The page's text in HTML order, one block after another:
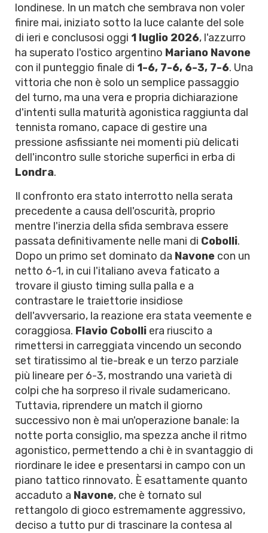
londinese. In un match che sembrava non voler
finire mai, iniziato sotto la luce calante del sole
di ieri e conclusosi oggi 1 luglio 2026, l'azzurro
ha superato l'ostico argentino Mariano Navone
con il punteggio finale di 1-6, 7-6, 6-3, 7-6. Una
vittoria che non è solo un semplice passaggio
del turno, ma una vera e propria dichiarazione
d'intenti sulla maturità agonistica raggiunta dal
tennista romano, capace di gestire una
pressione asfissiante nei momenti più delicati
dell'incontro sulle storiche superfici in erba di
Londra.
Il confronto era stato interrotto nella serata
precedente a causa dell'oscurità, proprio
mentre l'inerzia della sfida sembrava essere
passata definitivamente nelle mani di Cobolli.
Dopo un primo set dominato da Navone con un
netto 6-1, in cui l'italiano aveva faticato a
trovare il giusto timing sulla palla e a
contrastare le traiettorie insidiose
dell'avversario, la reazione era stata veemente e
coraggiosa. Flavio Cobolli era riuscito a
rimettersi in carreggiata vincendo un secondo
set tiratissimo al tie-break e un terzo parziale
più lineare per 6-3, mostrando una varietà di
colpi che ha sorpreso il rivale sudamericano.
Tuttavia, riprendere un match il giorno
successivo non è mai un'operazione banale: la
notte porta consiglio, ma spezza anche il ritmo
agonistico, permettendo a chi è in svantaggio di
riordinare le idee e presentarsi in campo con un
piano tattico rinnovato. È esattamente quanto
accaduto a Navone, che è tornato sul
rettangolo di gioco estremamente aggressivo,
deciso a tutto pur di trascinare la contesa al